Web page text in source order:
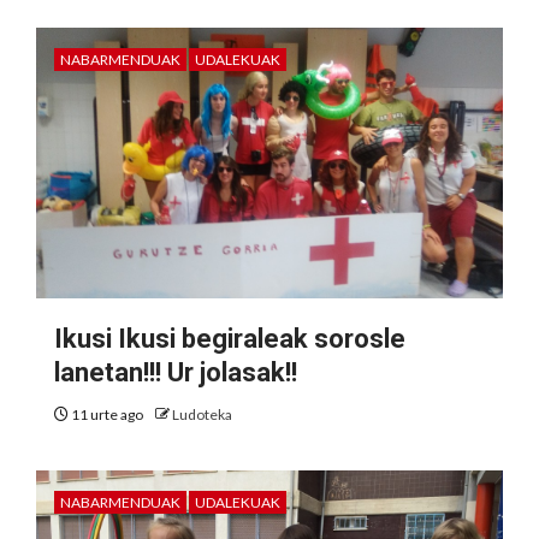
NABARMENDUAK UDALEKUAK
Ikusi Ikusi begiraleak sorosle
lanetan!!! Ur jolasak!!
11 urte ago Ludoteka
NABARMENDUAK UDALEKUAK